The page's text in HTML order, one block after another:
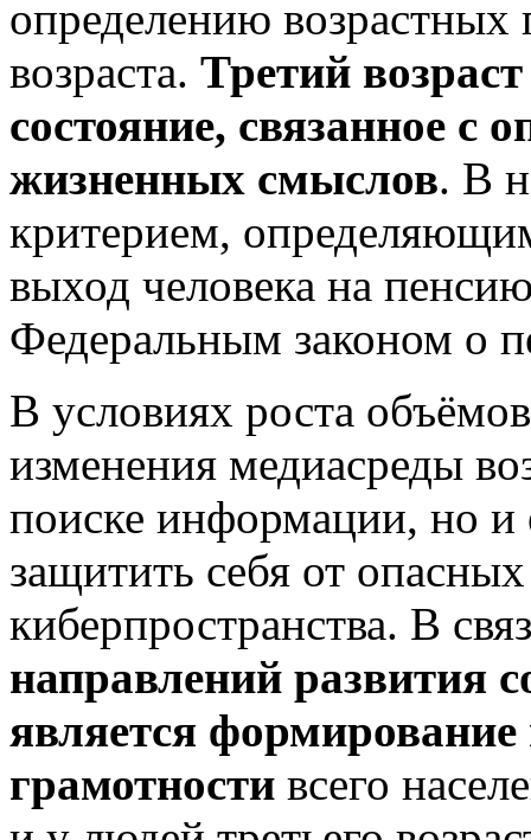
определению возрастных
возраста. Третий
состояние, связанное с
жизненных смыслов. В
критерием,
выход человека на
Федеральным законом о
В условиях роста
изменения медиасреды
поиске информации, но и
защитить себя от
киберпространства. В
направлений развития
является
грамотности всего